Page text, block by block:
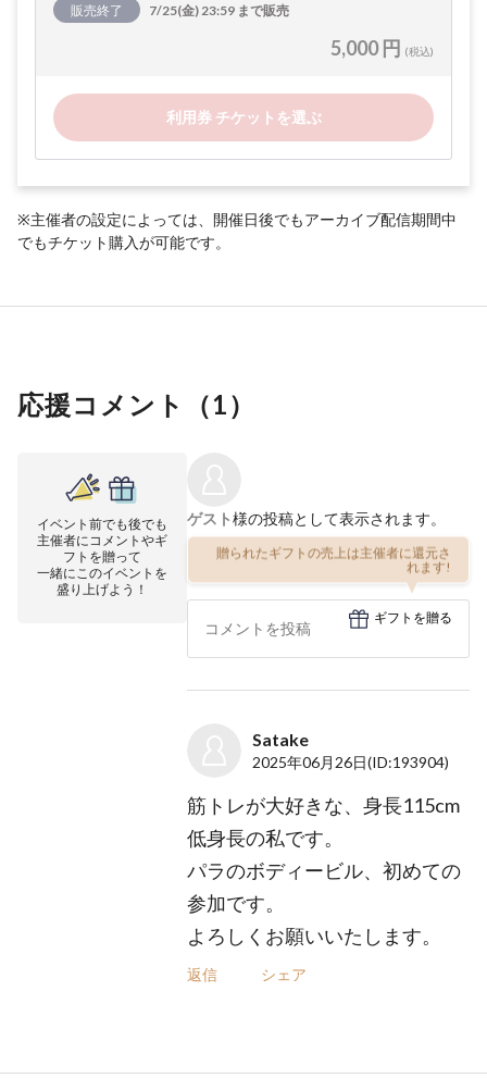
販売終了 7/25(金) 23:59 まで販売
5,000 円 (税込)
利用券 チケットを選ぶ
※主催者の設定によっては、開催日後でもアーカイブ配信期間中
でもチケット購入が可能です。
応援コメント（1）
イベント前でも後でも
主催者にコメントやギ
フトを贈って
一緒にこのイベントを
盛り上げよう！
ゲスト様の投稿として表示されます。
贈られたギフトの売上は主催者に還元さ
れます!
ギフトを贈る
Satake
2025年06月26日(ID:193904)
筋トレが大好きな、身長115cm
低身長の私です。
パラのボディービル、初めての
参加です。
よろしくお願いいたします。
返信 シェア